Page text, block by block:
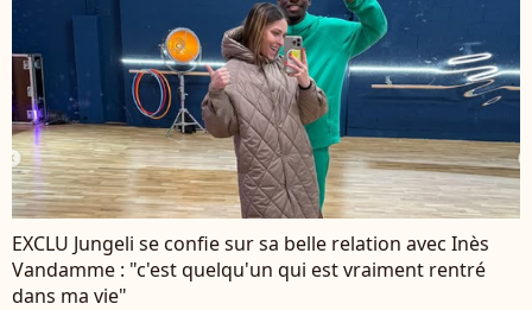
EXCLU Jungeli se confie sur sa belle relation avec Inès
Vandamme : "c'est quelqu'un qui est vraiment rentré
dans ma vie"